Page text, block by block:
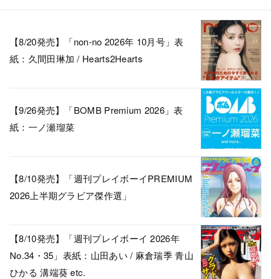
【8/20発売】「non-no 2026年 10月号」表
紙：久間田琳加 / Hearts2Hearts
【9/26発売】「BOMB Premium 2026」表
紙：一ノ瀬瑠菜
【8/10発売】「週刊プレイボーイPREMIUM
2026上半期グラビア傑作選」
【8/10発売】「週刊プレイボーイ 2026年
No.34・35」表紙：山田あい / 麻倉瑞季 青山
ひかる 溝端葵 etc.